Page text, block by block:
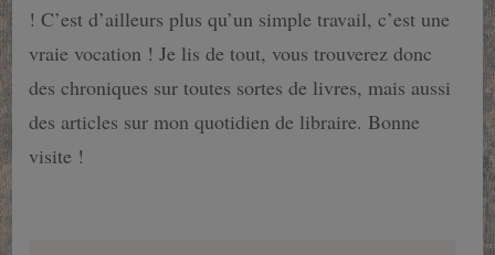
! C’est d’ailleurs plus qu’un simple travail, c’est une
vraie vocation ! Je lis de tout, vous trouverez donc
des chroniques sur toutes sortes de livres, mais aussi
des articles sur mon quotidien de libraire. Bonne
visite !